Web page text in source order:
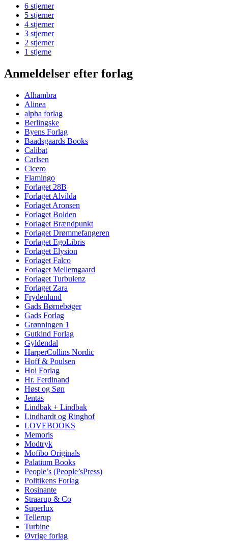
6 stjerner
5 stjerner
4 stjerner
3 stjerner
2 stjerner
1 stjerne
Anmeldelser efter forlag
Alhambra
Alinea
alpha forlag
Berlingske
Byens Forlag
Baadsgaards Books
Calibat
Carlsen
Cicero
Flamingo
Forlaget 28B
Forlaget Alvilda
Forlaget Aronsen
Forlaget Bolden
Forlaget Brændpunkt
Forlaget Drømmefangeren
Forlaget EgoLibris
Forlaget Elysion
Forlaget Falco
Forlaget Mellemgaard
Forlaget Turbulenz
Forlaget Zara
Frydenlund
Gads Børnebøger
Gads Forlag
Grønningen 1
Gutkind Forlag
Gyldendal
HarperCollins Nordic
Hoff & Poulsen
Hoi Forlag
Hr. Ferdinand
Høst og Søn
Jentas
Lindbak + Lindbak
Lindhardt og Ringhof
LOVEBOOKS
Memoris
Modtryk
Mofibo Originals
Palatium Books
People’s (People’sPress)
Politikens Forlag
Rosinante
Straarup & Co
Superlux
Tellerup
Turbine
Øvrige forlag